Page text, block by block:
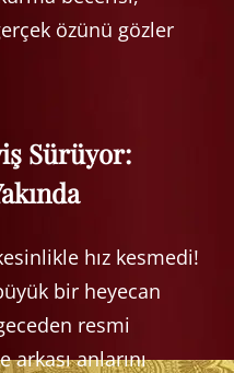
özünü gözler
Sürüyor:
hız kesmedi!
bir heyecan
resmi
anlarını